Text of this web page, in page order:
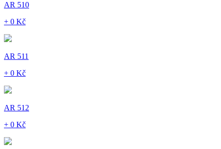
AR 510
+ 0 Kč
AR 511
+ 0 Kč
AR 512
+ 0 Kč